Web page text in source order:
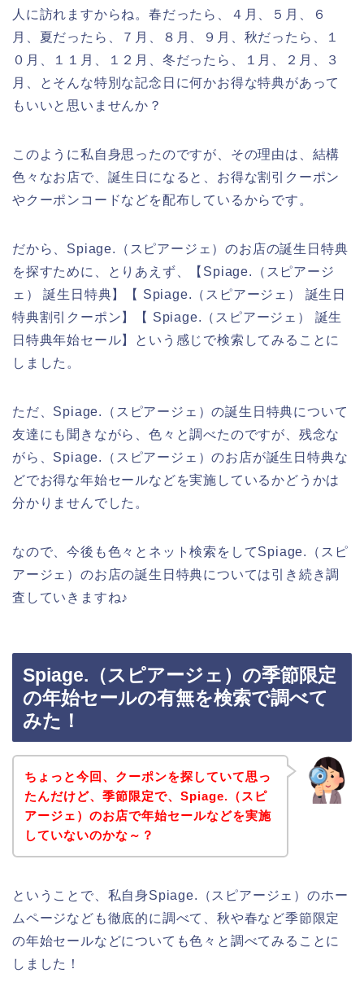
人に訪れますからね。春だったら、４月、５月、６
月、夏だったら、７月、８月、９月、秋だったら、１
０月、１１月、１２月、冬だったら、１月、２月、３
月、とそんな特別な記念日に何かお得な特典があって
もいいと思いませんか？
このように私自身思ったのですが、その理由は、結構
色々なお店で、誕生日になると、お得な割引クーポン
やクーポンコードなどを配布しているからです。
だから、Spiage.（スピアージェ）のお店の誕生日特典
を探すために、とりあえず、【Spiage.（スピアージ
ェ） 誕生日特典】【 Spiage.（スピアージェ） 誕生日
特典割引クーポン】【 Spiage.（スピアージェ） 誕生
日特典年始セール】という感じで検索してみることに
しました。
ただ、Spiage.（スピアージェ）の誕生日特典について
友達にも聞きながら、色々と調べたのですが、残念な
がら、Spiage.（スピアージェ）のお店が誕生日特典な
どでお得な年始セールなどを実施しているかどうかは
分かりませんでした。
なので、今後も色々とネット検索をしてSpiage.（スピ
アージェ）のお店の誕生日特典については引き続き調
査していきますね♪
Spiage.（スピアージェ）の季節限定
の年始セールの有無を検索で調べて
みた！
ちょっと今回、クーポンを探していて思っ
たんだけど、季節限定で、Spiage.（スピ
アージェ）のお店で年始セールなどを実施
していないのかな～？
ということで、私自身Spiage.（スピアージェ）のホー
ムページなども徹底的に調べて、秋や春など季節限定
の年始セールなどについても色々と調べてみることに
しました！